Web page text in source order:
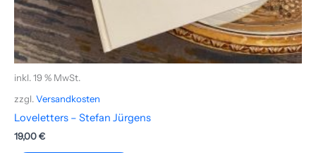
inkl. 19 % MwSt.
zzgl. Versandkosten
Loveletters – Stefan Jürgens
19,00€